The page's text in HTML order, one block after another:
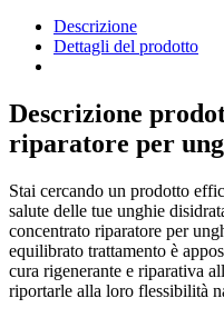
Descrizione
Dettagli del prodotto
Descrizione
riparatore per
Stai cercando un prodotto
salute delle tue unghie
concentrato riparatore per
equilibrato trattamento è
cura rigenerante e riparativa
riportarle alla loro flessibilità